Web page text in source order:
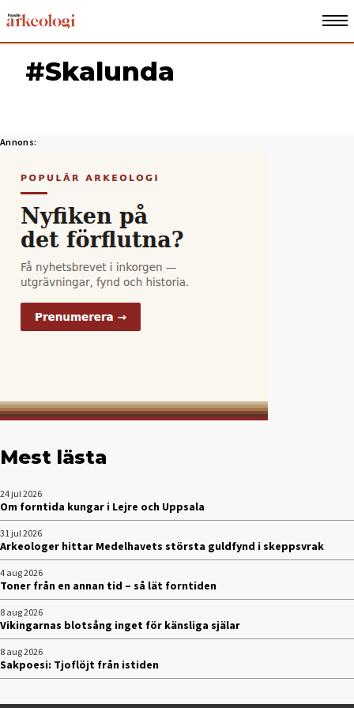
#Skalunda
Mest lästa
24 jul 2026
Om forntida kungar i Lejre och Uppsala
31 jul 2026
Arkeologer hittar Medelhavets största guldfynd i skeppsvrak
4 aug 2026
Toner från en annan tid – så lät forntiden
8 aug 2026
Vikingarnas blotsång inget för känsliga själar
8 aug 2026
Sakpoesi: Tjoflöjt från istiden
Annons: